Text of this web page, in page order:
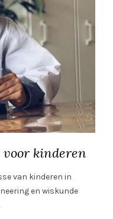
kinderen
van kinderen in
en wiskunde